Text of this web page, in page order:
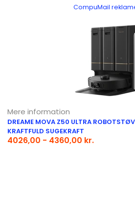
CompuMail
Mere information
DREAME MOVA Z50 ULTRA
KRAFTFULD SUGEKRAFT
4026,00 - 4360,00 kr.